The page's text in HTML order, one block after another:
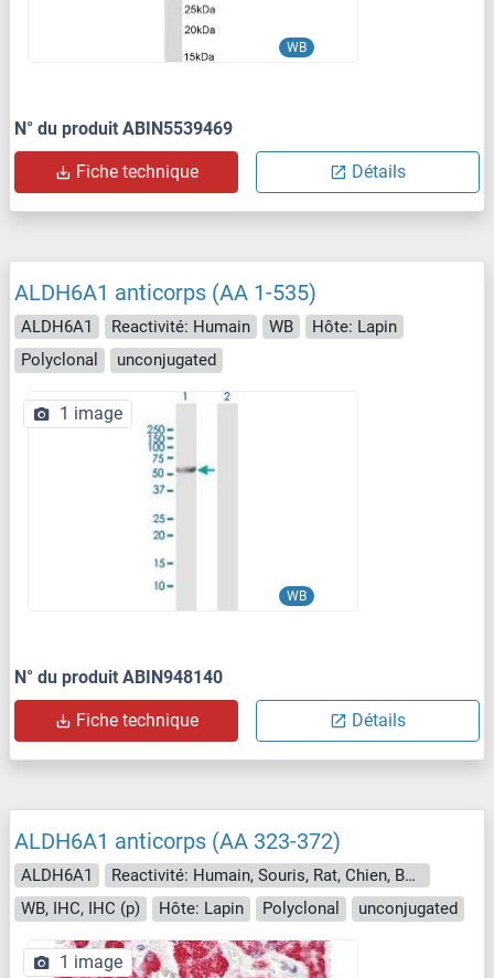
WB
N° du produit ABIN5539469
Fiche technique Détails
ALDH6A1 anticorps (AA 1-535)
ALDH6A1 Reactivité: Humain WB
Hôte: Lapin
Polyclonal
unconjugated
WB
1 image
N° du produit ABIN948140
Fiche technique Détails
ALDH6A1 anticorps (AA 323-372)
ALDH6A1
Reactivité: Humain, Souris, Rat, Chien, Boeuf (Vache), Cheval, Porc, Lapin, Cobaye, Poisson zèbre (Danio rerio), Roussette (Chauve-souris), Singe, Poulet, Xenopus laevis
WB, IHC, IHC (p)
Hôte: Lapin Polyclonal unconjugated
1 image